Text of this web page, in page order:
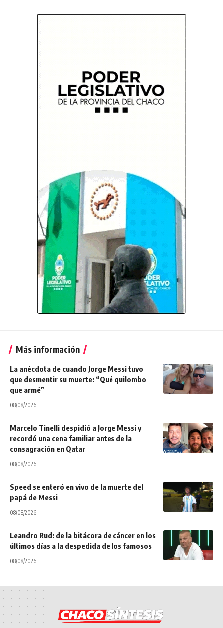
Más información
La anécdota de cuando Jorge Messi tuvo
que desmentir su muerte: “Qué quilombo
que armé”
08/08/2026
Marcelo Tinelli despidió a Jorge Messi y
recordó una cena familiar antes de la
consagración en Qatar
08/08/2026
Speed se enteró en vivo de la muerte del
papá de Messi
08/08/2026
Leandro Rud: de la bitácora de cáncer en los
últimos días a la despedida de los famosos
08/08/2026